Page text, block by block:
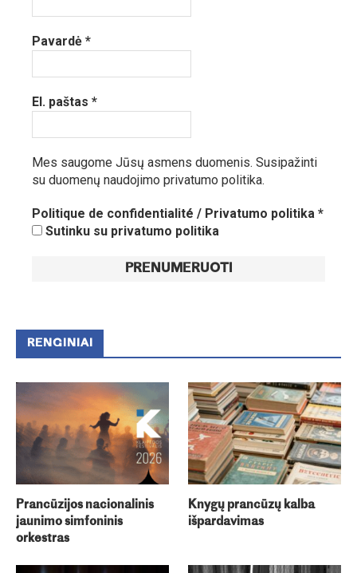
Pavardė *
El. paštas *
Mes saugome Jūsų asmens duomenis. Susipažinti
su duomenų naudojimo privatumo politika.
Politique de confidentialité / Privatumo politika *
Sutinku su privatumo politika
RENGINIAI
Prancūzijos nacionalinis
jaunimo simfoninis
orkestras
Knygų prancūzų kalba
išpardavimas